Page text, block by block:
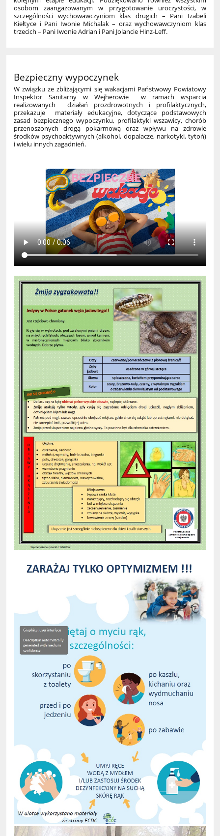
osobom zaangażowanym w przygotowanie uroczystości, w
szczególności wychowawczyniom klas drugich – Pani Izabeli
Kiełtyce i Pani Iwonie Michalak – oraz wychowawczyniom klas
trzecich – Pani Iwonie Adrian i Pani Jolancie Hinz‑Leff.
Bezpieczny wypoczynek
W związku ze zbliżającymi się wakacjami Państwowy Powiatowy
Inspektor Sanitarny w Wejherowie w ramach wsparcia
realizowanych działań prozdrowotnych i profilaktycznych,
przekazuje materiały edukacyjne, dotyczące podstawowych
zasad bezpiecznego wypoczynku, profilaktyki wszawicy, chorób
przenoszonych drogą pokarmową oraz wpływu na zdrowie
środków psychoaktywnych (alkohol, dopalacze, narkotyki, tytoń)
i wielu innych zagadnień.